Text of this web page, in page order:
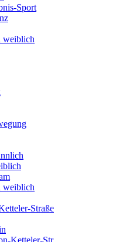
Sport
weiblich
weiblich
Straße
Ketteler-Str